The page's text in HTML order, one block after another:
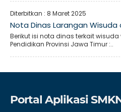
Diterbitkan : 8 Maret 2025
Nota Dinas Larangan Wisuda
Berikut isi nota dinas terkait
Pendidikan Provinsi Jawa Timur :..
Portal Aplikasi